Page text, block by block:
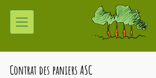
Contrat des paniers ASC